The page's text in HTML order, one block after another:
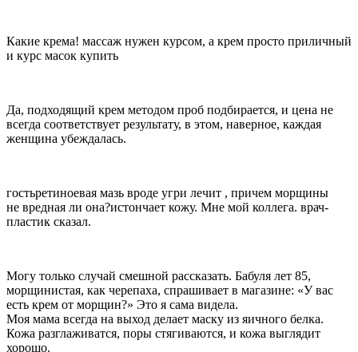
Какие крема! массаж нужен курсом, а крем просто приличный
и курс масок купить
Да, подходящий крем методом проб подбирается, и цена не
всегда соответствует результату, в этом, наверное, каждая
женщина убеждалась.
гостьретиноевая мазь вроде угри лечит , причем морщины
не вредная ли она?истончает кожу. Мне мой коллега. врач-
пластик сказал.
Могу только случай смешной рассказать. Бабуля лет 85,
морщинистая, как черепаха, спрашивает в магазине: «У вас
есть крем от морщин?» Это я сама видела.
Моя мама всегда на выход делает маску из яичного белка.
Кожа разглаживатся, поры стягиваются, и кожа выглядит
хорошо.